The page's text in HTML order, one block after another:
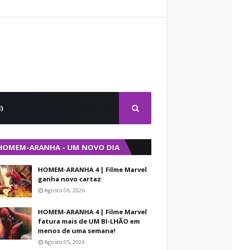
ARANHA - UM NOVO DIA
HOMEM-ARANHA 4 | Filme Marvel
ganha novo cartaz
Agosto 06, 2026
HOMEM-ARANHA 4 | Filme Marvel
fatura mais de UM BI-LHÃO em
menos de uma semana!
Agosto 05, 2026